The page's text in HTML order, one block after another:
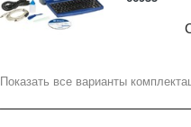
Показать все варианты